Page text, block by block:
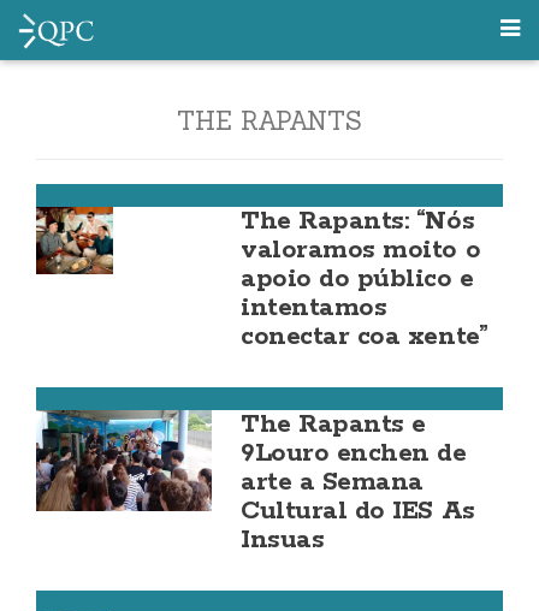
THE RAPANTS
The Rapants: “Nós
valoramos moito o
apoio do público e
intentamos
conectar coa xente”
The Rapants e
9Louro enchen de
arte a Semana
Cultural do IES As
Insuas